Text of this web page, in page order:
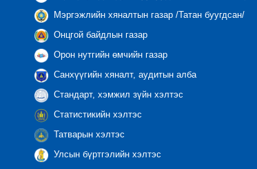
Мэргэжлийн хяналтын газар /Татан буугдсан/
Онцгой байдлын газар
Орон нутгийн өмчийн газар
Санхүүгийн хяналт, аудитын алба
Стандарт, хэмжил зүйн хэлтэс
Статистикийн хэлтэс
Татварын хэлтэс
Улсын бүртгэлийн хэлтэс